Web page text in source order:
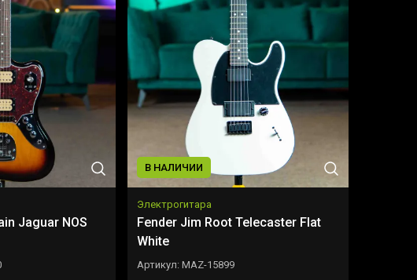
Jaguar NOS
В НАЛИЧИИ
Электрогитара
Fender Jim Root Telecaster Flat
White
Артикул: MAZ-15899